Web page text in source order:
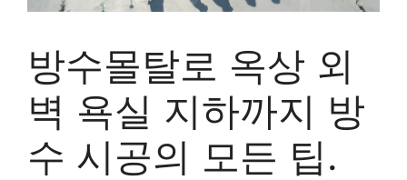
방수몰탈로 옥상 외
벽 욕실 지하까지 방
수 시공의 모든 팁.